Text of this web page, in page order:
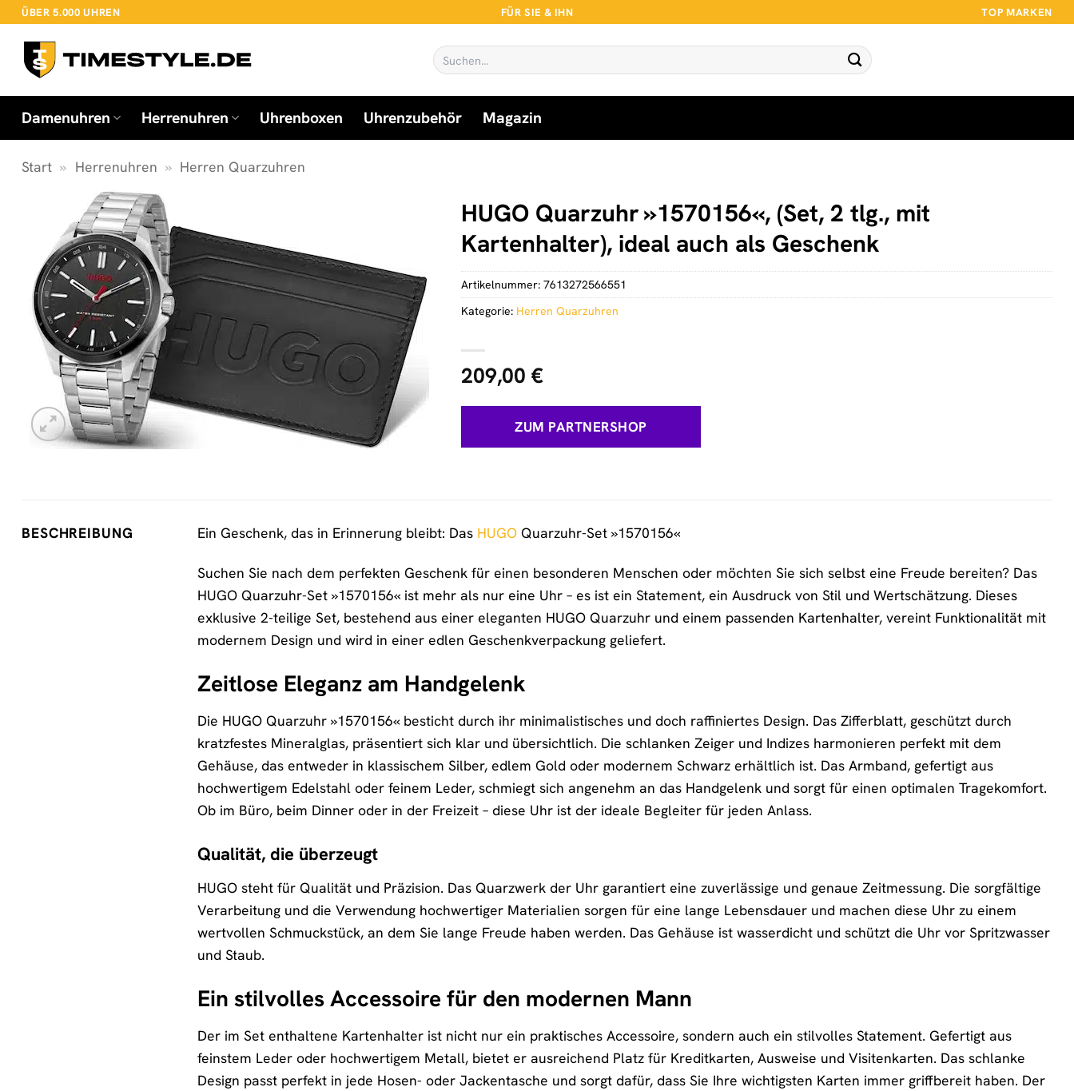
Zum
springen
ÜBER 5.000 UHREN FÜR SIE & IHN TOP MARKEN
Suchen
nach:
Damenuhren Herrenuhren Uhrenboxen Uhrenzubehör Magazin
Start » Herrenuhren » Herren Quarzuhren
HUGO Quarzuhr »1570156«, (Set, 2 tlg., mit
Kartenhalter), ideal auch als Geschenk
209,00 €
ZUM PARTNERSHOP
Artikelnummer: 7613272566551
Kategorie: Herren Quarzuhren
BESCHREIBUNG Ein Geschenk, das in Erinnerung bleibt: Das HUGO Quarzuhr-Set »1570156«
Suchen Sie nach dem perfekten Geschenk für einen besonderen Menschen oder möchten Sie sich selbst eine Freude bereiten? Das
HUGO Quarzuhr-Set »1570156« ist mehr als nur eine Uhr – es ist ein Statement, ein Ausdruck von Stil und Wertschätzung. Dieses
exklusive 2-teilige Set, bestehend aus einer eleganten HUGO Quarzuhr und einem passenden Kartenhalter, vereint Funktionalität mit
modernem Design und wird in einer edlen Geschenkverpackung geliefert.
Zeitlose Eleganz am Handgelenk
Die HUGO Quarzuhr »1570156« besticht durch ihr minimalistisches und doch raffiniertes Design. Das Zifferblatt, geschützt durch
kratzfestes Mineralglas, präsentiert sich klar und übersichtlich. Die schlanken Zeiger und Indizes harmonieren perfekt mit dem
Gehäuse, das entweder in klassischem Silber, edlem Gold oder modernem Schwarz erhältlich ist. Das Armband, gefertigt aus
hochwertigem Edelstahl oder feinem Leder, schmiegt sich angenehm an das Handgelenk und sorgt für einen optimalen Tragekomfort.
Ob im Büro, beim Dinner oder in der Freizeit – diese Uhr ist der ideale Begleiter für jeden Anlass.
Qualität, die überzeugt
HUGO steht für Qualität und Präzision. Das Quarzwerk der Uhr garantiert eine zuverlässige und genaue Zeitmessung. Die sorgfältige
Verarbeitung und die Verwendung hochwertiger Materialien sorgen für eine lange Lebensdauer und machen diese Uhr zu einem
wertvollen Schmuckstück, an dem Sie lange Freude haben werden. Das Gehäuse ist wasserdicht und schützt die Uhr vor Spritzwasser
und Staub.
Ein stilvolles Accessoire für den modernen Mann
Der im Set enthaltene Kartenhalter ist nicht nur ein praktisches Accessoire, sondern auch ein stilvolles Statement. Gefertigt aus
feinstem Leder oder hochwertigem Metall, bietet er ausreichend Platz für Kreditkarten, Ausweise und Visitenkarten. Das schlanke
Design passt perfekt in jede Hosen- oder Jackentasche und sorgt dafür, dass Sie Ihre wichtigsten Karten immer griffbereit haben. Der